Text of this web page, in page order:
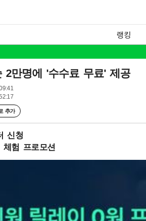
랭킹
2만명에 '수수료 무료' 제공
추가
신청
험 프로모션